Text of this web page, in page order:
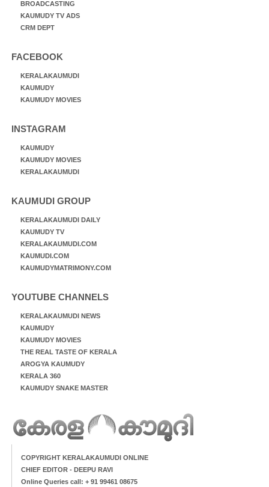
BROADCASTING
KAUMUDY TV ADS
CRM DEPT
FACEBOOK
KERALAKAUMUDI
KAUMUDY
KAUMUDY MOVIES
INSTAGRAM
KAUMUDY
KAUMUDY MOVIES
KERALAKAUMUDI
KAUMUDI GROUP
KERALAKAUMUDI DAILY
KAUMUDY TV
KERALAKAUMUDI.COM
KAUMUDI.COM
KAUMUDYMATRIMONY.COM
YOUTUBE CHANNELS
KERALAKAUMUDI NEWS
KAUMUDY
KAUMUDY MOVIES
THE REAL TASTE OF KERALA
AROGYA KAUMUDY
KERALA 360
KAUMUDY SNAKE MASTER
COPYRIGHT KERALAKAUMUDI ONLINE
CHIEF EDITOR - DEEPU RAVI
Online Queries call: + 91 99461 08675